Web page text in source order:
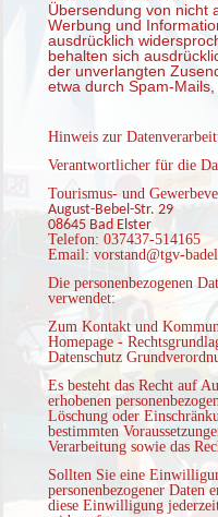
Übersendung von nicht
Werbung und
ausdrücklich
behalten sich
der unverlangten
etwa durch Spam-Mails,
Hinweis zur
Verantwortlicher für die
Tourismus- und
August-Bebel-Str. 29
08645 Bad Elster
Telefon: 037437-514165
Email: vorstand@tgv-
Die personenbezogenen
verwendet:
Zum Kontakt und
Homepage -
Datenschutz
Es besteht das Recht auf
erhobenen
Löschung oder
bestimmten
Verarbeitung sowie das
Sollten Sie eine
personenbezogener Daten
diese Einwilligung